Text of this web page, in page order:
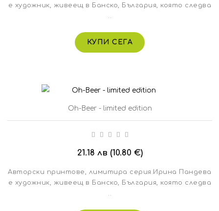
е художник, живеещ в Банско, България, която следва
КУПИ СЕГА
Oh-Beer - limited edition
21.18 лв (10.80 €)
Авторски принтове, лимитира серия.Ирина Пандева
е художник, живеещ в Банско, България, която следва